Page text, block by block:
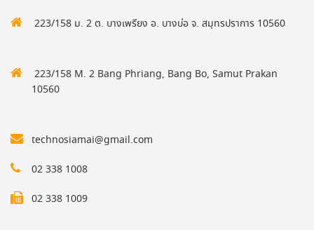
223/158 ม. 2 ต. บางเพรียง อ. บางบ่อ จ. สมุทรปราการ 10560
223/158 M. 2 Bang Phriang, Bang Bo, Samut Prakan
10560
technosiamai@gmail.com
02 338 1008
02 338 1009